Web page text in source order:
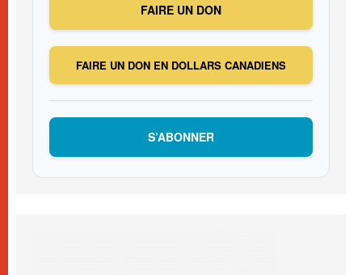
FAIRE UN DON
FAIRE UN DON EN DOLLARS CANADIENS
S’ABONNER